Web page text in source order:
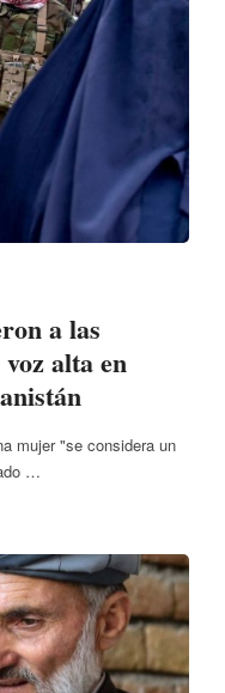
a las
alta en
mujer "se considera un
…